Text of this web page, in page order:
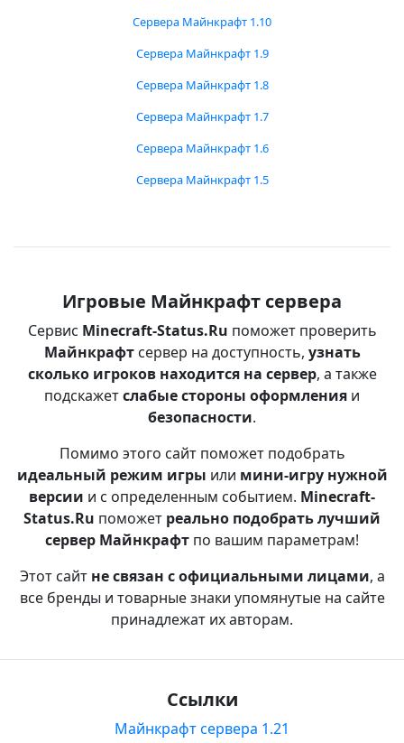
Сервера Майнкрафт 1.10
Сервера Майнкрафт 1.9
Сервера Майнкрафт 1.8
Сервера Майнкрафт 1.7
Сервера Майнкрафт 1.6
Сервера Майнкрафт 1.5
Игровые Майнкрафт сервера
Сервис Minecraft-Status.Ru поможет проверить
Майнкрафтсервер на доступность, узнать
сколько игроков находится на сервер, а также
подскажетслабые стороны оформления и
безопасности.
Помимо этого сайт поможет подобрать
идеальный режим игры или мини-игру нужной
версии и с определенным событием. Minecraft-
Status.Ru поможет реально подобрать лучший
сервер Майнкрафт по вашим параметрам!
Этот сайт не связан с официальными лицами, а
все бренды и товарные знаки упомянутые на сайте
принадлежат их авторам.
Ссылки
Майнкрафт сервера 1.21